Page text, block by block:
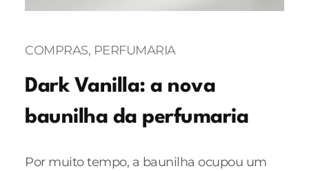
COMPRAS, PERFUMARIA
Dark Vanilla: a nova
baunilha da perfumaria
Por muito tempo, a baunilha ocupou um